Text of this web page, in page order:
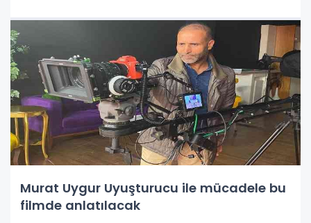
Murat Uygur Uyuşturucu ile mücadele bu
filmde anlatılacak